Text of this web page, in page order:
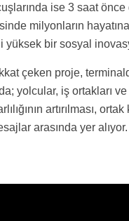
ise 3 saat
milyonların
bir sosyal
çeken proje,
yolcular, iş ortakları
artırılması,
arasında yer alıyor.